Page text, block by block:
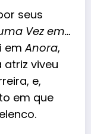
seus
Vez em…
emAnora,
atriz viveu
e,
em que